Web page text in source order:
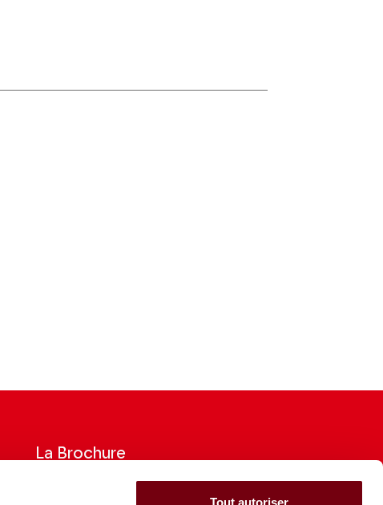
Tout autoriser
La Brochure
Consultez la Brochure 2026-27